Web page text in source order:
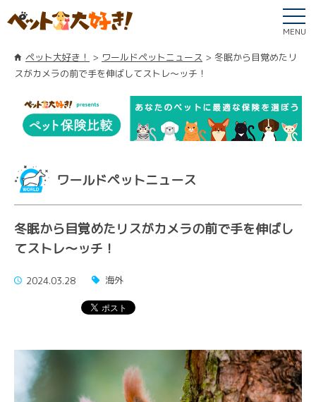
MENU
ペット大好き！ ワールドペットニュース
冬眠から目覚めたリ
スがカメラの前で手を伸ばしてストレ〜ッチ！
ワールドペットニュース
冬眠から目覚めたリスがカメラの前で手を伸ばし
てストレ〜ッチ！
2024.03.28 海外